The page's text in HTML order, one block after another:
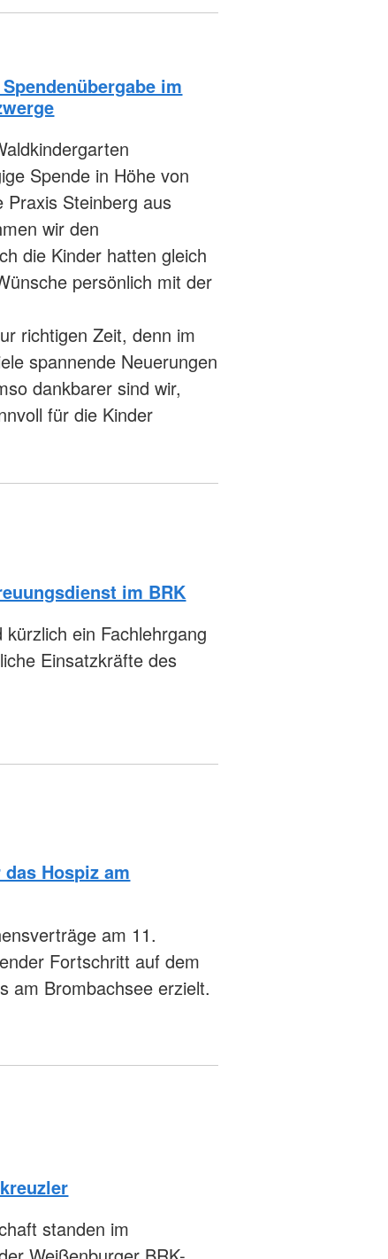
im
Spende in Höhe von
Praxis Steinberg aus
wir den
die Kinder hatten gleich
persönlich mit der
richtigen Zeit, denn im
spannende Neuerungen
dankbarer sind wir,
für die Kinder
im BRK
ein Fachlehrgang
Einsatzkräfte des
Hospiz am
am 11.
Fortschritt auf dem
am Brombachsee erzielt.
standen im